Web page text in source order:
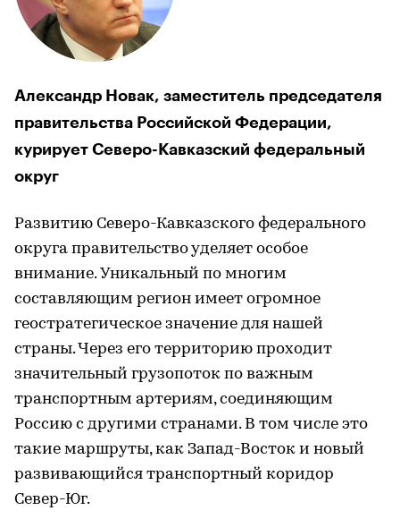
Александр Новак, заместитель председателя
правительства Российской Федерации,
курирует Северо-Кавказский федеральный
округ
Развитию Северо-Кавказского федерального
округа правительство уделяет особое
внимание. Уникальный по многим
составляющим регион имеет огромное
геостратегическое значение для нашей
страны. Через его территорию проходит
значительный грузопоток по важным
транспортным артериям, соединяющим
Россию с другими странами. В том числе это
такие маршруты, как Запад-Восток и новый
развивающийся транспортный коридор
Север-Юг.